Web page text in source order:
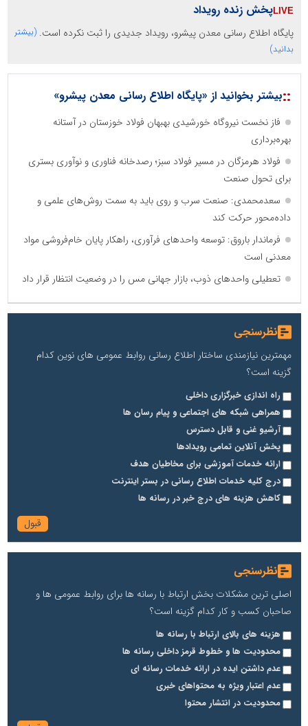
پخش زنده رویداد
پایگاه اطلاع رسانی معدن پیشرو، رویداد جدیدی را ثبت نکرده است. (بیشتر
بدانید)
::بیشتر بخوانید از «پایگاه اطلاع رسانی معدن پیشرو»
فاز نخست نیروگاه خورشیدی بهبهان فولاد خوزستان در آستانه
بهره‌برداری
فولاد هرمزگان در مسیر فولاد سبز؛ رصدخانه فناوری و نوآوری بستری
برای تحول صنعت
سعدمحمدی: صنعت سرب و روی باید به سمت روش‌های علمی و
داده‌محور حرکت کند
فرماندار باروق: توسعه واحدهای فرآوری، راهکار پایان خام‌فروشی مواد
معدنی است
تعطیلی واحدهای ذوب، بازار جهانی مس را در وضعیت انتظار قرار داد
نظرسنجی
مهمترین نیازمندی ساختار اطلاع رسانی روابط عمومی های نوین کدام
گزینه است؟
راه اندازی خبرگزاری داخلی
همراهی شبکه های اجتماعی و پیام رسان ها
آرشیو غنی و قابل دسترس
پخش آنلاین تمامی رویدادها
ارائه خدمات آموزشی برای مخاطیان هدف
درج کلیه خدمات اطلاع رسانی در بستر اینترنت
کاهش هزینه های درج خبر در رسانه ها
نظرسنجی
اصلی ترین مشکلات بخش ارتباط با رسانه ها برای روابط عمومی ها و
صاحبان کسب و کار کدام گزینه است؟
هزینه های بالای ارتباط با رسانه ها
محدودیت ها و خطوط قرمز داخلی رسانه ها
عدم داشتن ایده در ارائه خدمات رسانه ای
عدم اعتبار ویژه به محتواهای خبری
محدودیت در انتشار محتوا